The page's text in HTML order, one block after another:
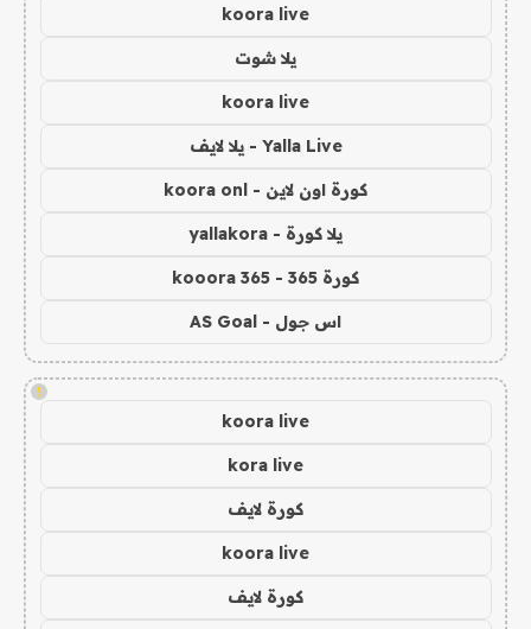
koora live
يلا شوت
koora live
Yalla Live - يلا لايف
كورة اون لاين - koora onl
يلا كورة - yallakora
كورة 365 - kooora 365
اس جول - AS Goal
!
koora live
kora live
كورة لايف
koora live
كورة لايف